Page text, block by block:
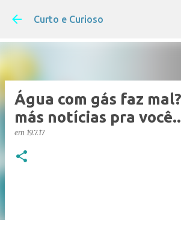
Pular para o conteúdo
Curto e Curioso
Água com gás faz
más notícias pra
em 19.7.17